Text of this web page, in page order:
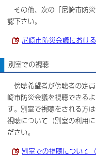
その他、次の「尼崎市防
認下さい。
尼崎市防災会議におけ
別室での視聴
傍聴希望者が傍聴者の定
崎市防災会議を視聴できる
す。別室で視聴をされる方
視聴について（別室の利用
ださい。
別室での視聴について